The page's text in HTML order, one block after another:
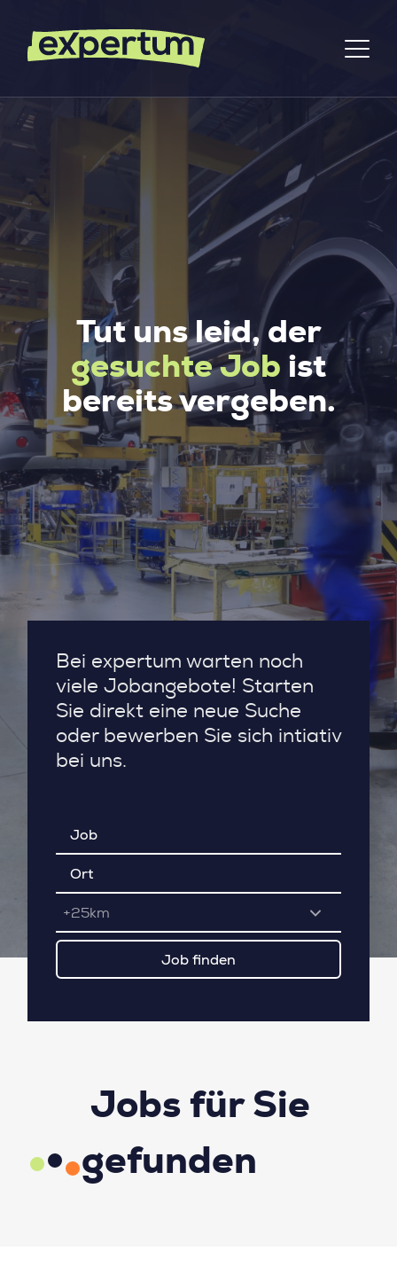
Tut uns leid, der
gesuchte Job ist
bereits vergeben.
Bei expertum warten noch
viele Jobangebote! Starten
Sie direkt eine neue Suche
oder bewerben Sie sich intiativ
bei uns.
+25km